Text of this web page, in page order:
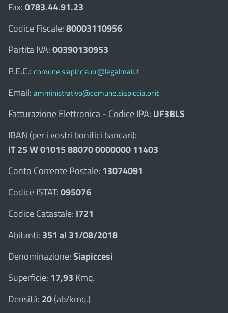
Fax:0783.44.91.23
Codice Fiscale:80003110956
Partita IVA:00390130953
P.E.C.: comune.siapiccia.or@legalmail.it
Email: amministrativo@comune.siapiccia.or.it
Fatturazione Elettronica - Codice IPA: UF3BLS
IBAN (per i vostri bonifici bancari):
IT 25 W 01015 88070 0000000 11403
Conto Corrente Postale: 13074091
Codice ISTAT:095076
Codice Catastale: I721
Abitanti: 351 al 31/08/2018
Denominazione:Siapiccesi
Superficie: 17,93 Kmq.
Densità: 20(ab/kmq.)